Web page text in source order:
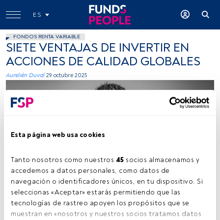
Esta página web usa cookies
Tanto nosotros como nuestros 45 socios almacenamos y
accedemos a datos personales, como datos de
navegación o identificadores únicos, en tu dispositivo. Si
seleccionas «Aceptar» estarás permitiendo que las
tecnologías de rastreo apoyen los propósitos que se
muestran en «nosotros y nuestros socios tratamos datos
ES
FONDOS RENTA VARIABLE
SIETE VENTAJAS DE INVERTIR EN
ACCIONES DE CALIDAD GLOBALES
Aurelién Duval 29 octubre 2025
Firma: cedida (DPAM).
Tiempo lectura: 6 min.